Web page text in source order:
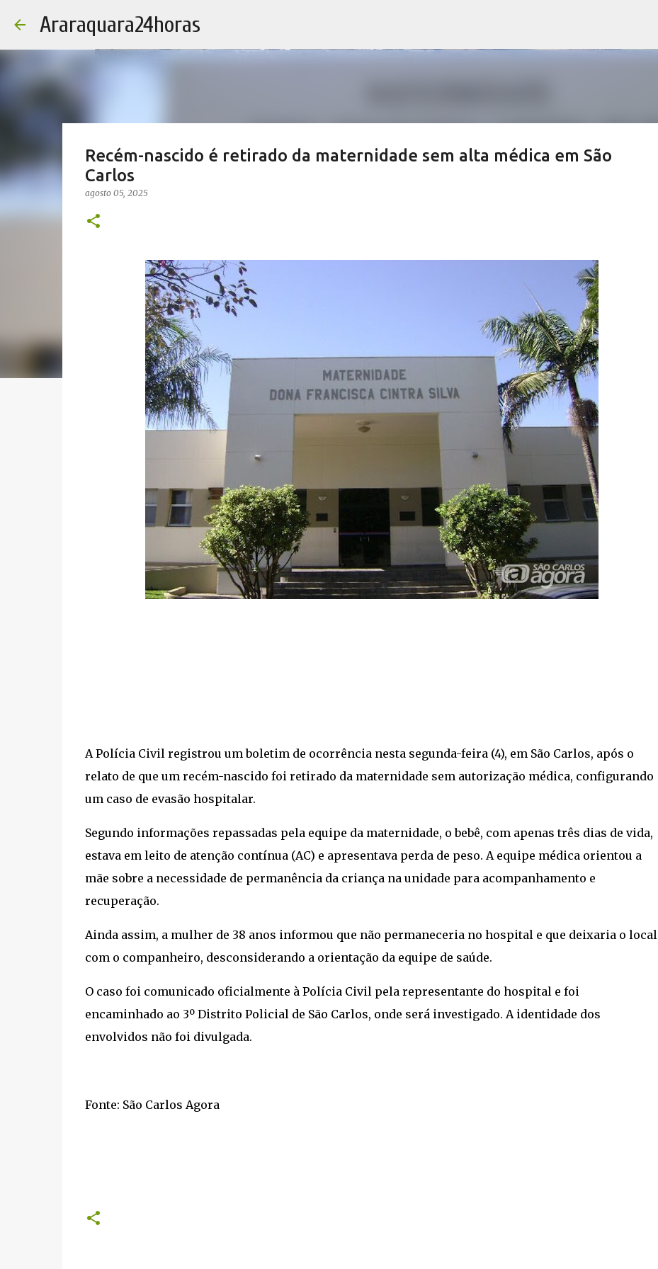
Araraquara24horas
Recém-nascido é retirado da maternidade sem alta médica em São
Carlos
agosto 05, 2025
A Polícia Civil registrou um boletim de ocorrência nesta segunda-feira (4), em São Carlos, após o
relato de que um recém-nascido foi retirado da maternidade sem autorização médica, configurando
um caso de evasão hospitalar.
Segundo informações repassadas pela equipe da maternidade, o bebê, com apenas três dias de vida,
estava em leito de atenção contínua (AC) e apresentava perda de peso. A equipe médica orientou a
mãe sobre a necessidade de permanência da criança na unidade para acompanhamento e
recuperação.
Ainda assim, a mulher de 38 anos informou que não permaneceria no hospital e que deixaria o local
com o companheiro, desconsiderando a orientação da equipe de saúde.
O caso foi comunicado oficialmente à Polícia Civil pela representante do hospital e foi
encaminhado ao 3º Distrito Policial de São Carlos, onde será investigado. A identidade dos
envolvidos não foi divulgada.
Fonte: São Carlos Agora